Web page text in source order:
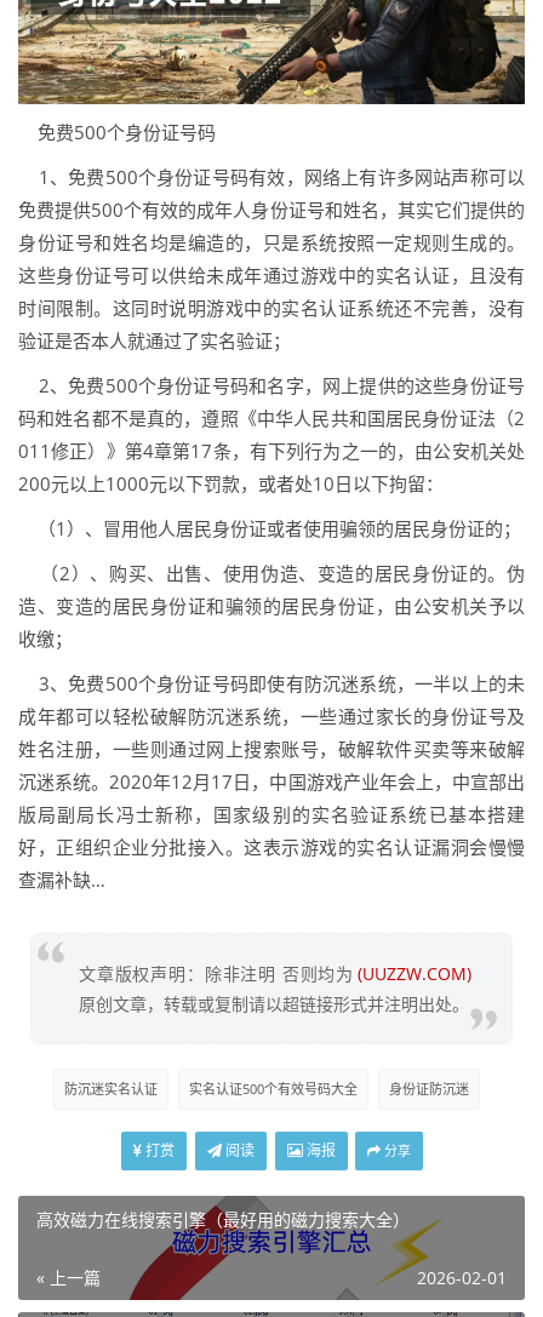
免费500个身份证号码
1、免费500个身份证号码有效，网络上有许多网站声称可以
免费提供500个有效的成年人身份证号和姓名，其实它们提供的
身份证号和姓名均是编造的，只是系统按照一定规则生成的。
这些身份证号可以供给未成年通过游戏中的实名认证，且没有
时间限制。这同时说明游戏中的实名认证系统还不完善，没有
验证是否本人就通过了实名验证；
2、免费500个身份证号码和名字，网上提供的这些身份证号
码和姓名都不是真的，遵照《中华人民共和国居民身份证法（2
011修正）》第4章第17条，有下列行为之一的，由公安机关处
200元以上1000元以下罚款，或者处10日以下拘留：
（1）、冒用他人居民身份证或者使用骗领的居民身份证的；
（2）、购买、出售、使用伪造、变造的居民身份证的。伪
造、变造的居民身份证和骗领的居民身份证，由公安机关予以
收缴；
3、免费500个身份证号码即使有防沉迷系统，一半以上的未
成年都可以轻松破解防沉迷系统，一些通过家长的身份证号及
姓名注册，一些则通过网上搜索账号，破解软件买卖等来破解
沉迷系统。2020年12月17日，中国游戏产业年会上，中宣部出
版局副局长冯士新称，国家级别的实名验证系统已基本搭建
好，正组织企业分批接入。这表示游戏的实名认证漏洞会慢慢
查漏补缺…
文章版权声明：除非注明 否则均为 (UUZZW.COM)
原创文章，转载或复制请以超链接形式并注明出处。
防沉迷实名认证 实名认证500个有效号码大全 身份证防沉迷
打赏 阅读 海报 分享
高效磁力在线搜索引擎（最好用的磁力搜索大全）
« 上一篇 2026-02-01